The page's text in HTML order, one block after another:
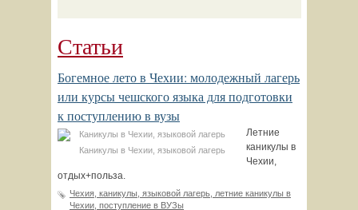
Статьи
Богемное лето в Чехии: молодежный лагерь
или курсы чешского языка для подготовки
к поступлению в вузы
Каникулы в Чехии, языковой лагерь
Летние
каникулы в
Чехии,
отдых+польза.
Чехия, каникулы, языковой лагерь, летние каникулы в
Чехии, поступление в ВУЗы